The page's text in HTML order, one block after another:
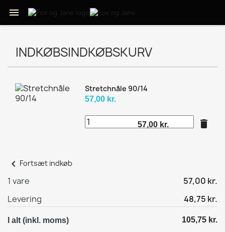

INDKØBSINDKØBSKURV
Stretchnåle 90/14
57,00 kr.
57,00 kr. delete
chevron_left Fortsæt indkøb
1 vare
57,00 kr.
Levering
48,75 kr.
I alt (inkl. moms) 105,75 kr.